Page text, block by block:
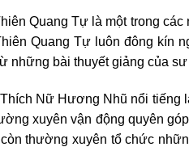
Quang Tự là một trong
Quang Tự luôn đông kín
những bài thuyết giảng của sư
Nữ Hương Nhũ nổi tiếng
xuyên vận động quyên
thường xuyên tổ chức